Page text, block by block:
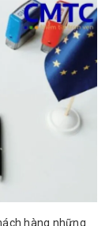
hàng những